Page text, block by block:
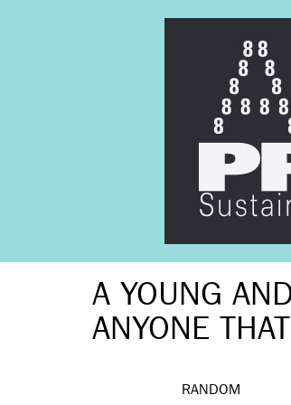
A YOUNG
ANYONE THAT
RANDOM